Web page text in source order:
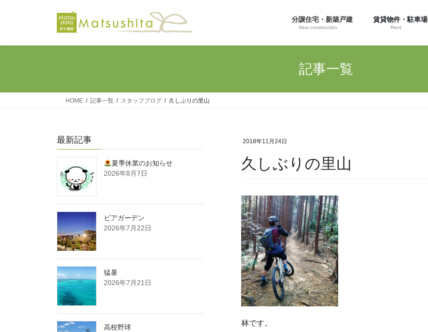
分譲住宅・新築戸建
New construction
賃貸物件・駐車場
Rent
記事一覧
HOME 記事一覧 スタッフブログ 久しぶりの里山
2018年11月24日
久しぶりの里山
林です。
最新記事
夏季休業のお知らせ
2026年8月7日
ビアガーデン
2026年7月22日
猛暑
2026年7月21日
高校野球